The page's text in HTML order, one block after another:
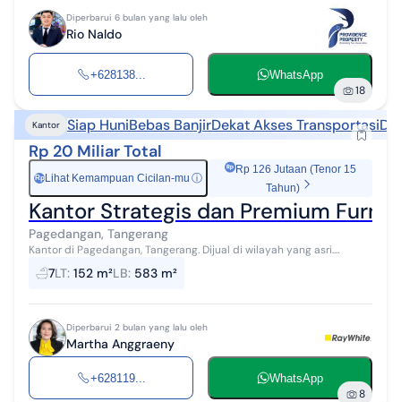
Diperbarui 6 bulan yang lalu oleh
Rio Naldo
+628138... WhatsApp
18
Kantor Siap HuniBebas BanjirDekat Akses Transportasi
Rp 20 Miliar Total
Rp Lihat Kemampuan Cicilan-mu ⓘ
Rp 126 Jutaan (Tenor 15
Tahun)
Kantor Strategis dan Premium
Pagedangan, Tangerang
Kantor di Pagedangan, Tangerang. Dijual di wilayah yang asri.
Dengan spesifikasinya adalah sebagai berikut: - Kamar Mandi: 7 -
Sertifikat: HGB...
7LT: 152 m²LB: 583 m²
Diperbarui 2 bulan yang lalu oleh
Martha Anggraeny
+628119... WhatsApp
8